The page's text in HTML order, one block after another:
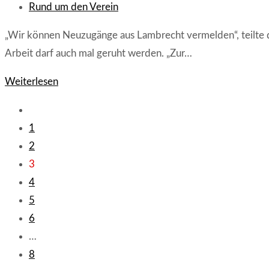
veröffentlicht:
Beitrags-
Rund um den Verein
„Wir können Neuzugänge aus Lambrecht vermelden“,
Arbeit darf auch mal geruht werden. „Zur…
WeiterlesenStruppiger
vorherigen
Seite
1
2
3
4
5
6
…
8